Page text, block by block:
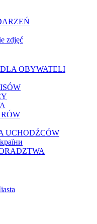
zdjęć
OBYWATELI
UCHODŹCÓW